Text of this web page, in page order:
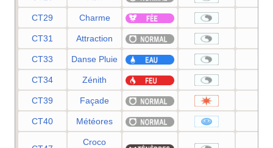
CT29 Charme
CT31 Attraction
CT33 Danse Pluie
CT34 Zénith
CT39 Façade
CT40 Météores
Croco